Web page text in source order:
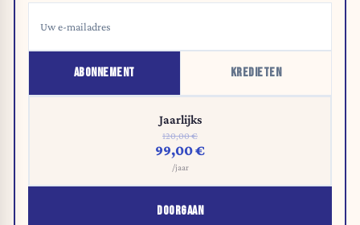
ABONNEMENT KREDIETEN
Jaarlijks
120,00 €
99,00 €
/jaar
DOORGAAN